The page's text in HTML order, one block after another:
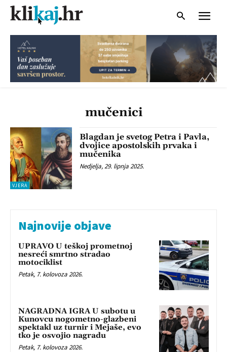
mučenici
VJERA
Blagdan je svetog Petra i Pavla,
dvojice apostolskih prvaka i
mučenika
Nedjelja, 29. lipnja 2025.
Najnovije objave
UPRAVO U teškoj prometnoj
nesreći smrtno stradao
motociklist
Petak, 7. kolovoza 2026.
NAGRADNA IGRA U subotu u
Kunovcu nogometno-glazbeni
spektakl uz turnir i Mejaše, evo
tko je osvojio nagradu
Petak, 7. kolovoza 2026.